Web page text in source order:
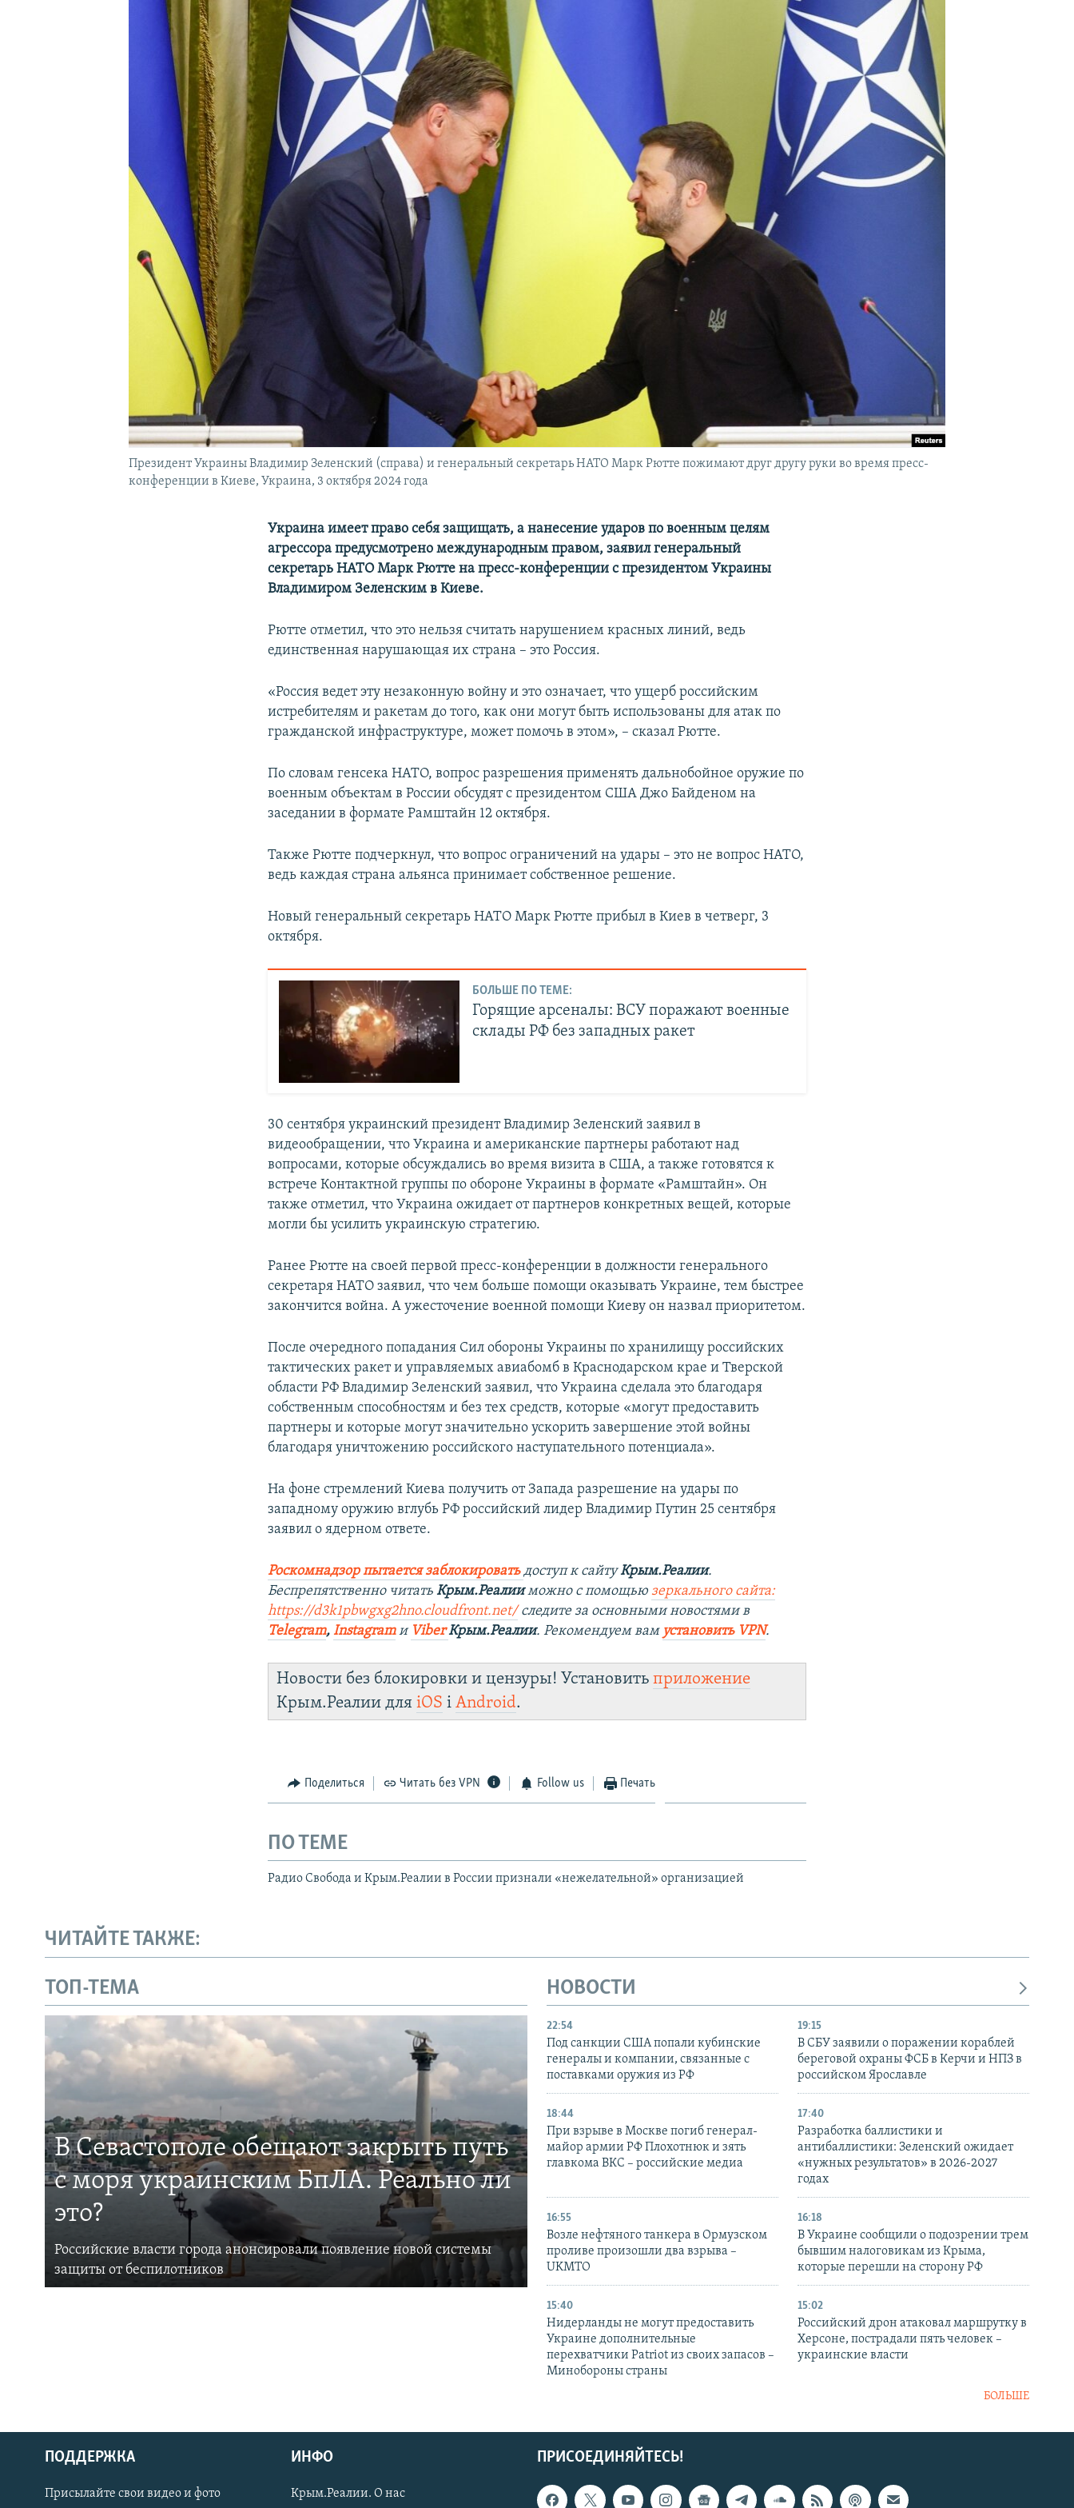
УКРАИНСКАЯ ПРОБЛЕМА КРЫМА
Українською
Президент Украины Владимир Зеленский (справа) и генеральный секретарь НАТО Марк Рютте пожимают друг другу руки во время пресс-
конференции в Киеве, Украина, 3 октября 2024 года
Украина имеет право себя защищать, а нанесение ударов по военным целям
агрессора предусмотрено международным правом, заявил генеральный
секретарь НАТО Марк Рютте на пресс-конференции с президентом Украины
Владимиром Зеленским в Киеве.
Рютте отметил, что это нельзя считать нарушением красных линий, ведь
единственная нарушающая их страна – это Россия.
«Россия ведет эту незаконную войну и это означает, что ущерб российским
истребителям и ракетам до того, как они могут быть использованы для атак по
гражданской инфраструктуре, может помочь в этом», – сказал Рютте.
По словам генсека НАТО, вопрос разрешения применять дальнобойное оружие по
военным объектам в России обсудят с президентом США Джо Байденом на
заседании в формате Рамштайн 12 октября.
Также Рютте подчеркнул, что вопрос ограничений на удары – это не вопрос НАТО,
ведь каждая страна альянса принимает собственное решение.
Новый генеральный секретарь НАТО Марк Рютте прибыл в Киев в четверг, 3
октября.
БОЛЬШЕ ПО ТЕМЕ:
Горящие арсеналы: ВСУ поражают военные
склады РФ без западных ракет
30 сентября украинский президент Владимир Зеленский заявил в
видеообращении, что Украина и американские партнеры работают над
вопросами, которые обсуждались во время визита в США, а также готовятся к
встрече Контактной группы по обороне Украины в формате «Рамштайн». Он
также отметил, что Украина ожидает от партнеров конкретных вещей, которые
могли бы усилить украинскую стратегию.
Ранее Рютте на своей первой пресс-конференции в должности генерального
секретаря НАТО заявил, что чем больше помощи оказывать Украине, тем быстрее
закончится война. А ужесточение военной помощи Киеву он назвал приоритетом.
После очередного попадания Сил обороны Украины по хранилищу российских
тактических ракет и управляемых авиабомб в Краснодарском крае и Тверской
области РФ Владимир Зеленский заявил, что Украина сделала это благодаря
собственным способностям и без тех средств, которые «могут предоставить
партнеры и которые могут значительно ускорить завершение этой войны
благодаря уничтожению российского наступательного потенциала».
На фоне стремлений Киева получить от Запада разрешение на удары по
западному оружию вглубь РФ российский лидер Владимир Путин 25 сентября
заявил о ядерном ответе.
Роскомнадзор пытается заблокировать доступ к сайтуКрым.Реалии.
Беспрепятственно читатьКрым.Реалииможно с помощьюзеркального сайта:
https://d3k1pbwgxg2hno.cloudfront.net/ следите за основными новостями в
Telegram,Instagramи Viber Крым.Реалии. Рекомендуем вам установить VPN.
Новости без блокировки и цензуры! Установитьприложение
Крым.Реалии дляiOS іAndroid.
Поделиться Читать без VPN Follow us Печать
ПО ТЕМЕ
Радио Свобода и Крым.Реалии в России признали «нежелательной» организацией
ЧИТАЙТЕ ТАКЖЕ:
ТОП-ТЕМА
В Севастополе обещают закрыть путь
с моря украинским БпЛА. Реально ли
это?
Российские власти города анонсировали появление новой системы
защиты от беспилотников
НОВОСТИ
22:54
Под санкции США попали кубинские
генералы и компании, связанные с
поставками оружия из РФ
19:15
В СБУ заявили о поражении кораблей
береговой охраны ФСБ в Керчи и НПЗ в
российском Ярославле
18:44
При взрыве в Москве погиб генерал-
майор армии РФ Плохотнюк и зять
главкома ВКС – российские медиа
17:40
Разработка баллистики и
антибаллистики: Зеленский ожидает
«нужных результатов» в 2026-2027
годах
16:55
Возле нефтяного танкера в Ормузском
проливе произошли два взрыва –
UKMTO
16:18
В Украине сообщили о подозрении трем
бывшим налоговикам из Крыма,
которые перешли на сторону РФ
15:40
Нидерланды не могут предоставить
Украине дополнительные
перехватчики Patriot из своих запасов –
Минобороны страны
15:02
Российский дрон атаковал маршрутку в
Херсоне, пострадали пять человек –
украинские власти
БОЛЬШЕ
ПРИСОЕДИНЯЙТЕСЬ!
ПОДДЕРЖКА
Присылайте свои видео и фото
ИНФО
Крым.Реалии. О нас